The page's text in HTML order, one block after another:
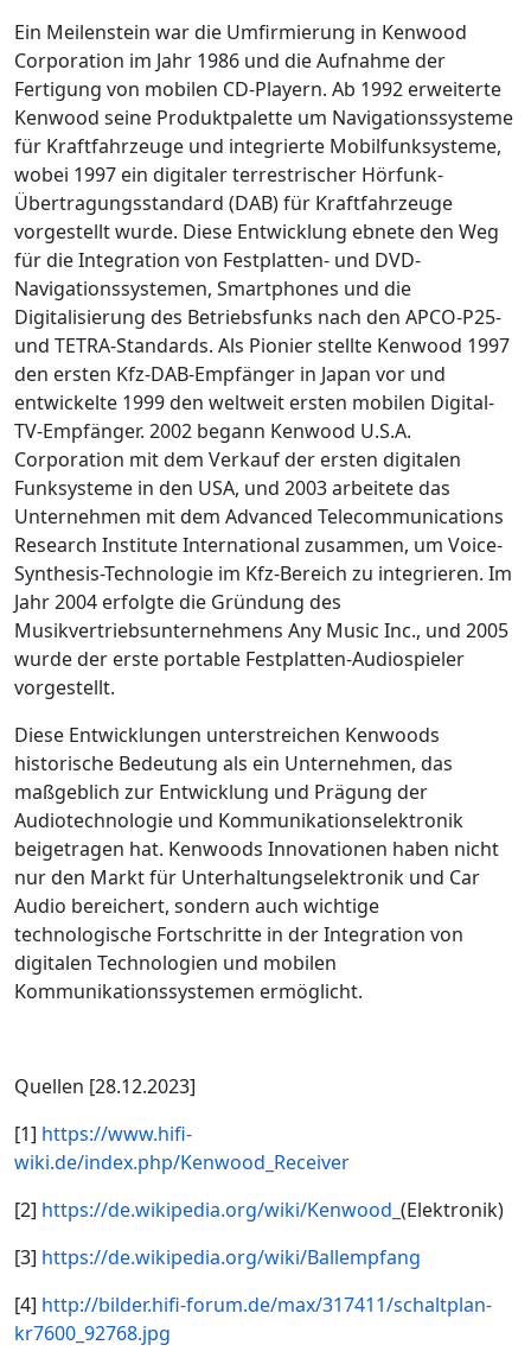
Ein Meilenstein war die Umfirmierung in Kenwood
Corporation im Jahr 1986 und die Aufnahme der
Fertigung von mobilen CD-Playern. Ab 1992 erweiterte
Kenwood seine Produktpalette um Navigationssysteme
für Kraftfahrzeuge und integrierte Mobilfunksysteme,
wobei 1997 ein digitaler terrestrischer Hörfunk-
Übertragungsstandard (DAB) für Kraftfahrzeuge
vorgestellt wurde. Diese Entwicklung ebnete den Weg
für die Integration von Festplatten- und DVD-
Navigationssystemen, Smartphones und die
Digitalisierung des Betriebsfunks nach den APCO-P25-
und TETRA-Standards. Als Pionier stellte Kenwood 1997
den ersten Kfz-DAB-Empfänger in Japan vor und
entwickelte 1999 den weltweit ersten mobilen Digital-
TV-Empfänger. 2002 begann Kenwood U.S.A.
Corporation mit dem Verkauf der ersten digitalen
Funksysteme in den USA, und 2003 arbeitete das
Unternehmen mit dem Advanced Telecommunications
Research Institute International zusammen, um Voice-
Synthesis-Technologie im Kfz-Bereich zu integrieren. Im
Jahr 2004 erfolgte die Gründung des
Musikvertriebsunternehmens Any Music Inc., und 2005
wurde der erste portable Festplatten-Audiospieler
vorgestellt.
Diese Entwicklungen unterstreichen Kenwoods
historische Bedeutung als ein Unternehmen, das
maßgeblich zur Entwicklung und Prägung der
Audiotechnologie und Kommunikationselektronik
beigetragen hat. Kenwoods Innovationen haben nicht
nur den Markt für Unterhaltungselektronik und Car
Audio bereichert, sondern auch wichtige
technologische Fortschritte in der Integration von
digitalen Technologien und mobilen
Kommunikationssystemen ermöglicht.
Quellen [28.12.2023]
[1] https://www.hifi-
wiki.de/index.php/Kenwood_Receiver
[2] https://de.wikipedia.org/wiki/Kenwood_ (Elektronik)
[3] https://de.wikipedia.org/wiki/Ballempfang
[4] http://bilder.hifi-forum.de/max/317411/schaltplan-
kr7600_92768.jpg